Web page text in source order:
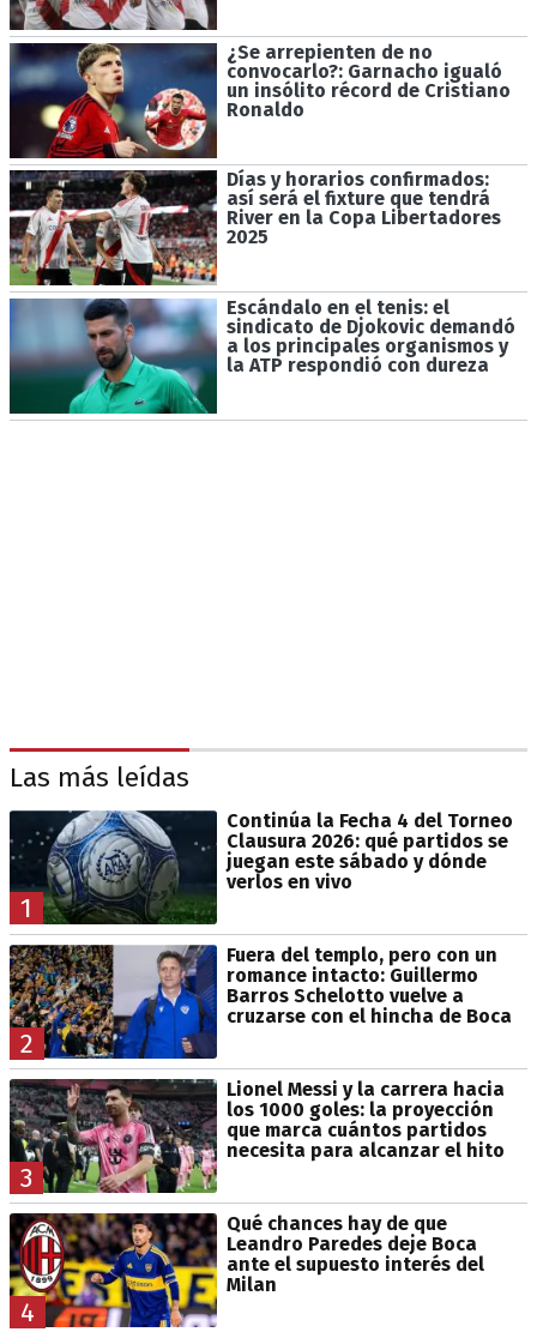
¿Se arrepienten de no
convocarlo?: Garnacho igualó
un insólito récord de Cristiano
Ronaldo
Días y horarios confirmados:
así será el fixture que tendrá
River en la Copa Libertadores
2025
Escándalo en el tenis: el
sindicato de Djokovic demandó
a los principales organismos y
la ATP respondió con dureza
Las más leídas
1
Continúa la Fecha 4 del Torneo
Clausura 2026: qué partidos se
juegan este sábado y dónde
verlos en vivo
2
Fuera del templo, pero con un
romance intacto: Guillermo
Barros Schelotto vuelve a
cruzarse con el hincha de Boca
3
Lionel Messi y la carrera hacia
los 1000 goles: la proyección
que marca cuántos partidos
necesita para alcanzar el hito
4
Qué chances hay de que
Leandro Paredes deje Boca
ante el supuesto interés del
Milan